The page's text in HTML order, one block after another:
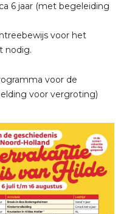
6 jaar (met begeleiding
voor het
nodig.
voor de
voor vergroting)